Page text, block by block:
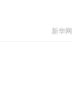
新华网